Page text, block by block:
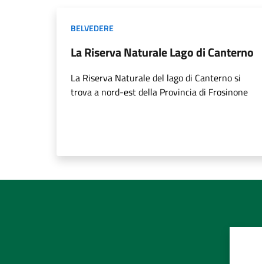
BELVEDERE
La Riserva Naturale Lago di Canterno
La Riserva Naturale del lago di Canterno si
trova a nord-est della Provincia di Frosinone